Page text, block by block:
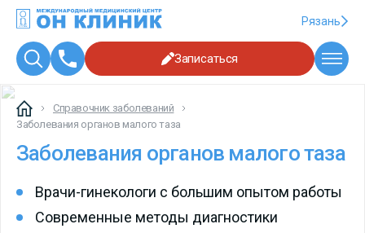
Рязань
Записаться
Справочник заболеваний
Заболевания органов малого таза
Заболевания органов малого таза
Врачи-гинекологи с большим опытом работы
Современные методы диагностики